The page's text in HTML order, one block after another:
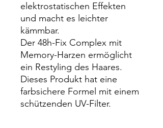
elektrostatischen Effekten
und macht es leichter
kämmbar.
Der 48h-Fix Complex mit
Memory-Harzen ermöglicht
ein Restyling des Haares.
Dieses Produkt hat eine
farbsichere Formel mit einem
schützenden UV-Filter.